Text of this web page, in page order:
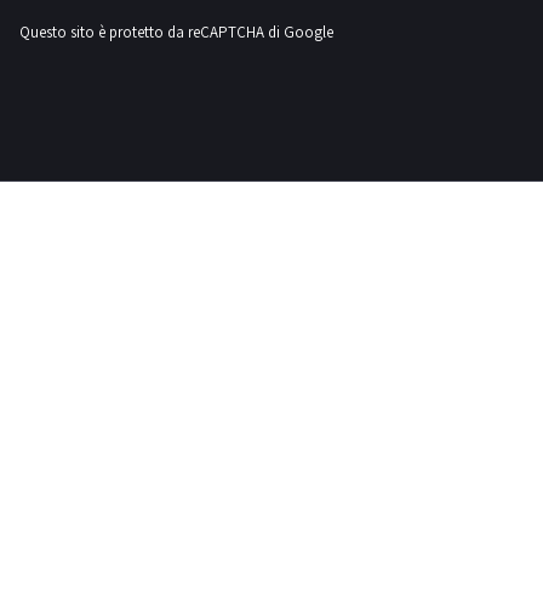
Questo sito è protetto da reCAPTCHA di Google